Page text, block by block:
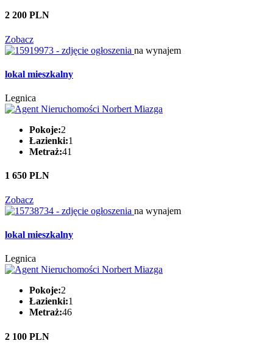
2 200 PLN
Zobacz
na wynajem
lokal mieszkalny
Legnica
Pokoje:2
Łazienki:1
Metraż:41
1 650 PLN
Zobacz
na wynajem
lokal mieszkalny
Legnica
Pokoje:2
Łazienki:1
Metraż:46
2 100 PLN